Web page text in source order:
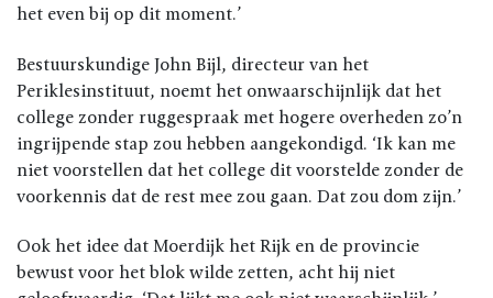
het even bij op dit moment.’
Bestuurskundige John Bijl, directeur van het
Periklesinstituut, noemt het onwaarschijnlijk dat het
college zonder ruggespraak met hogere overheden zo’n
ingrijpende stap zou hebben aangekondigd. ‘Ik kan me
niet voorstellen dat het college dit voorstelde zonder de
voorkennis dat de rest mee zou gaan. Dat zou dom zijn.’
Ook het idee dat Moerdijk het Rijk en de provincie
bewust voor het blok wilde zetten, acht hij niet